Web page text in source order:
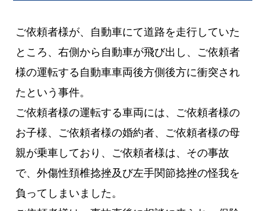
ご依頼者様が、自動車にて道路を走行していた
ところ、右側から自動車が飛び出し、ご依頼者
様の運転する自動車車両後方側後方に衝突され
たという事件。
ご依頼者様の運転する車両には、ご依頼者様の
お子様、ご依頼者様の婚約者、ご依頼者様の母
親が乗車しており、ご依頼者様は、その事故
で、外傷性頚椎捻挫及び左手関節捻挫の怪我を
負ってしまいました。